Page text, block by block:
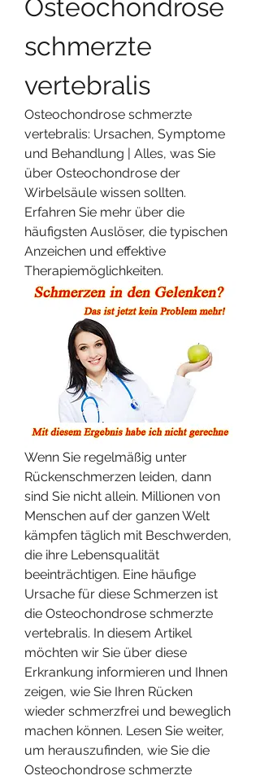
Osteochondrose
schmerzte
vertebralis
Osteochondrose schmerzte
vertebralis: Ursachen, Symptome
und Behandlung | Alles, was Sie
über Osteochondrose der
Wirbelsäule wissen sollten.
Erfahren Sie mehr über die
häufigsten Auslöser, die typischen
Anzeichen und effektive
Therapiemöglichkeiten.
Wenn Sie regelmäßig unter
Rückenschmerzen leiden, dann
sind Sie nicht allein. Millionen von
Menschen auf der ganzen Welt
kämpfen täglich mit Beschwerden,
die ihre Lebensqualität
beeinträchtigen. Eine häufige
Ursache für diese Schmerzen ist
die Osteochondrose schmerzte
vertebralis. In diesem Artikel
möchten wir Sie über diese
Erkrankung informieren und Ihnen
zeigen, wie Sie Ihren Rücken
wieder schmerzfrei und beweglich
machen können. Lesen Sie weiter,
um herauszufinden, wie Sie die
Osteochondrose schmerzte